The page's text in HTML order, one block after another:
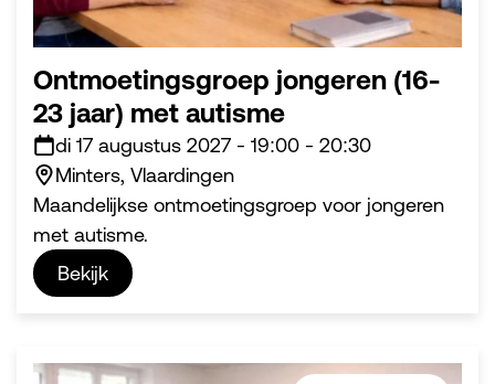
Ontmoetingsgroep jongeren (16-
23 jaar) met autisme
di 17 augustus 2027 - 19:00 - 20:30
Minters, Vlaardingen
Maandelijkse ontmoetingsgroep voor jongeren
met autisme.
Bekijk